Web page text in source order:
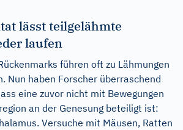
lässt teilgelähmte
laufen
führen oft zu Lähmungen
Nun haben Forscher überraschend
eine zuvor nicht mit Bewegungen
an der Genesung beteiligt ist:
Versuche mit Mäusen, Ratten